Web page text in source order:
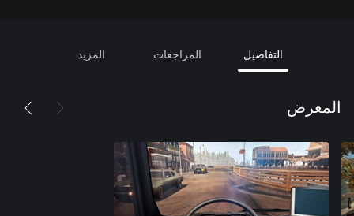
التفاصيل المراجعات المزيد
المعرض